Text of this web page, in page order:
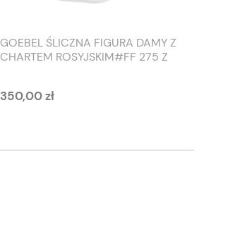
GOEBEL ŚLICZNA FIGURA DAMY Z
CHARTEM ROSYJSKIM#FF 275 Z
350,00 zł